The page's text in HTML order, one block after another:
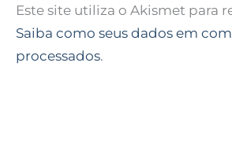
Este site utiliza o Akismet para
Saiba como seus dados em
processados.